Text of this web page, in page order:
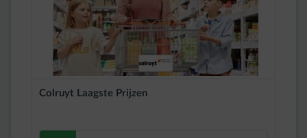
Colruyt Laagste Prijzen